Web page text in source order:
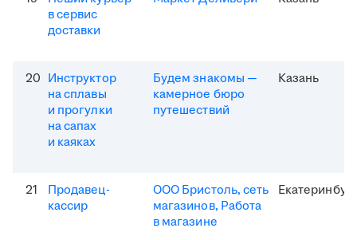
в сервис
доставки
20 Инструктор
на сплавы
и прогулки
на сапах
и каяках
Будем знакомы —
камерное бюро
путешествий
Казань
21
Продавец-
кассир
ООО Бристоль, сеть
магазинов, Работа
в магазине